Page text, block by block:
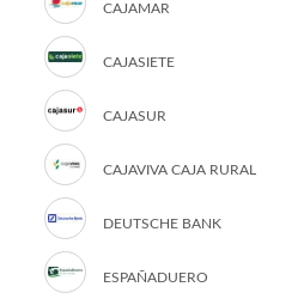
CAJAMAR
CAJASIETE
CAJASUR
CAJAVIVA CAJA RURAL
DEUTSCHE BANK
ESPAÑADUERO